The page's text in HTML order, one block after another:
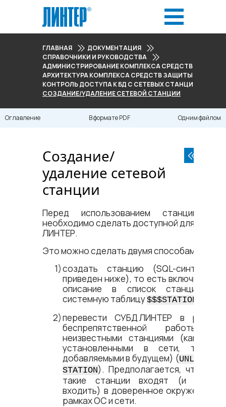
ГЛАВНАЯ
ДОКУМЕНТАЦИЯ
СПРАВОЧНИКИ И РУКОВОДСТВА
АДМИНИСТРИРОВАНИЕ КОМПЛЕКСА СРЕДСТВ ЗАЩИТЫ
АРХИТЕКТУРА КОМПЛЕКСА СРЕДСТВ ЗАЩИТЫ ДАННЫХ
КОНТРОЛЬ ДОСТУПА К БД С СЕТЕВЫХ СТАНЦИЙ
СОЗДАНИЕ/УДАЛЕНИЕ СЕТЕВОЙ СТАНЦИИ
Оглавление В формате PDF Одним файлом
Создание/
удаление сетевой
станции
Перед использованием станции ее
необходимо сделать доступной для СУБД
ЛИНТЕР.
Это можно сделать двумя способами:
создать станцию (SQL-синтаксис
приведен ниже), то есть включить ее
описание в список станций (в
системную таблицу$$$STATION
перевестиСУБД ЛИНТЕР в режим
беспрепятственной работы с
неизвестными станциями (как уже
установленными в сети, так и
добавляемыми в будущем) (UNLISTED
STATION). Предполагается, что все
такие станции входят (и будут
входить) в доверенное окружение в
рамках ОС и сети.